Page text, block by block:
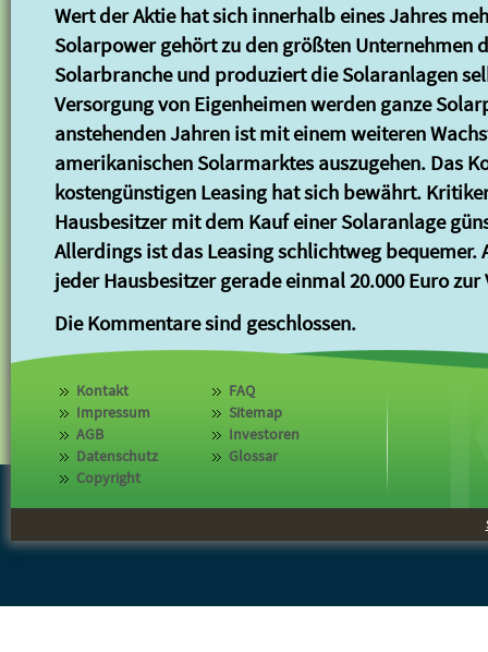
Wert der Aktie hat sich innerhalb eines Jahres
Solarpower gehört zu den größten Unternehmen
Solarbranche und produziert die Solaranlagen
Versorgung von Eigenheimen werden ganze
anstehenden Jahren ist mit einem weiteren
amerikanischen Solarmarktes auszugehen. Das
kostengünstigen Leasing hat sich bewährt.
Hausbesitzer mit dem Kauf einer Solaranlage
Allerdings ist das Leasing schlichtweg bequemer.
jeder Hausbesitzer gerade einmal 20.000 Euro
Die Kommentare sind geschlossen.
Kontakt
Impressum
AGB
Datenschutz
Copyright
FAQ
Sitemap
Investoren
Glossar